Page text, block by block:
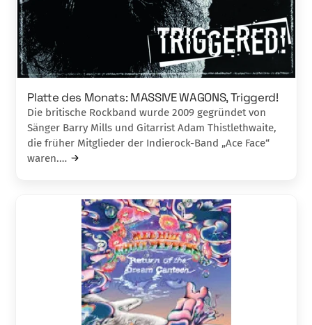
Platte des Monats: MASSIVE WAGONS, Triggerd!
Die britische Rockband wurde 2009 gegründet von
Sänger Barry Mills und Gitarrist Adam Thistlethwaite,
die früher Mitglieder der Indierock-Band „Ace Face“
waren.…